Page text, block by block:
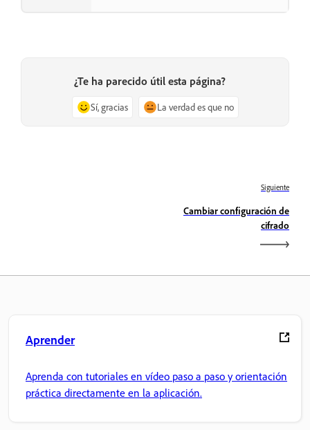
¿Te ha parecido útil esta página?
Sí, gracias La verdad es que no
Siguiente
Cambiar configuración de
cifrado
Aprender
Aprenda con tutoriales en vídeo paso a paso y orientación
práctica directamente en la aplicación.